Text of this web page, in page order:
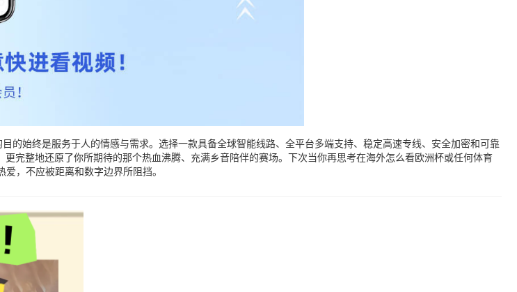
的始终是服务于人的情感与需求。选择一款具备全球智能线路、全平台多端支持、稳定高速专线、安全加密和可靠
完整地还原了你所期待的那个热血沸腾、充满乡音陪伴的赛场。下次当你再思考在海外怎么看欧洲杯或任何体育
，不应被距离和数字边界所阻挡。